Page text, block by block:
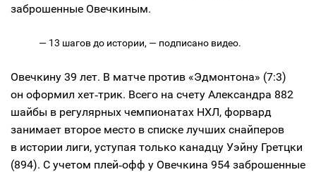
заброшенные Овечкиным.
— 13 шагов до истории, — подписано видео.
Овечкину 39 лет. В матче против «Эдмонтона» (7:3)
он оформил хет‑трик. Всего на счету Александра 882
шайбы в регулярных чемпионатах НХЛ, форвард
занимает второе место в списке лучших снайперов
в истории лиги, уступая только канадцу Уэйну Гретцки
(894). С учетом плей‑офф у Овечкина 954 заброшенные